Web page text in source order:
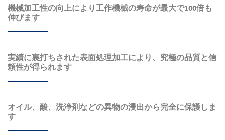
機械加工性の向上により工作機械の寿命が最大で100倍も
伸びます
実績に裏打ちされた表面処理加工により、究極の品質と信
頼性が得られます
オイル、酸、洗浄剤などの異物の浸出から完全に保護しま
す